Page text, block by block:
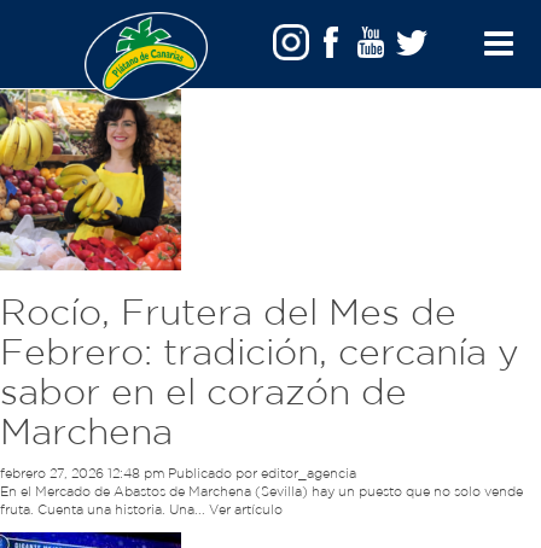
Menu
Archivos
Rocío, Frutera del Mes de
Febrero: tradición, cercanía y
sabor en el corazón de
Marchena
febrero 27, 2026 12:48 pm Publicado por editor_agencia
En el Mercado de Abastos de Marchena (Sevilla) hay un puesto que no solo vende
fruta. Cuenta una historia. Una... Ver artículo